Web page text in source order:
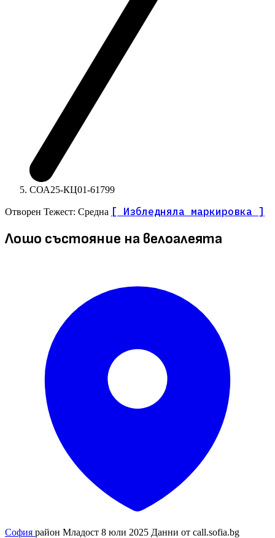
СОА25-КЦ01-61799
Отворен Тежест: Средна [ Избледняла маркировка ]
Лошо състояние на велоалеята
София район Младост 8 юли 2025 Данни от call.sofia.bg